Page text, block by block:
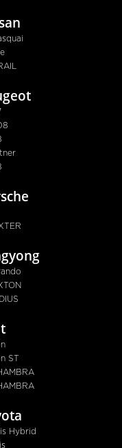
ST
Hybrid